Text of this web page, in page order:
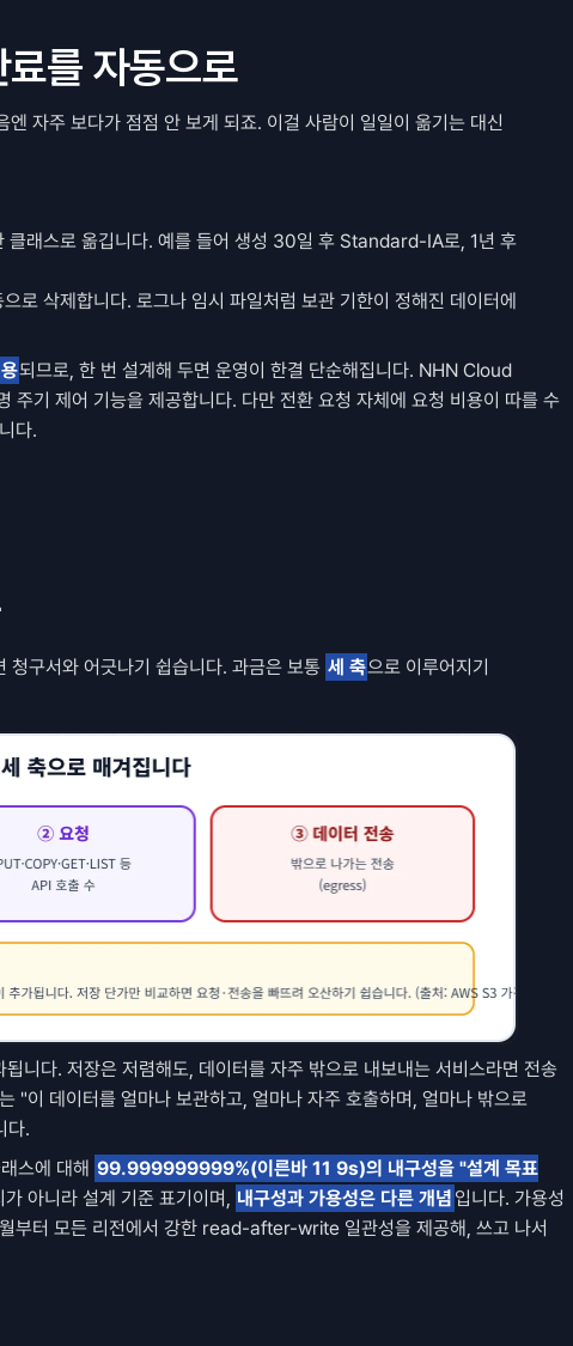
를 자동으로
자주 보다가 점점 안 보게 되죠. 이걸 사람이 일일이 옮기는 대신
클래스로 옮깁니다. 예를 들어 생성 30일 후 Standard-IA로, 1년 후
로 삭제합니다. 로그나 임시 파일처럼 보관 기한이 정해진 데이터에
되므로, 한 번 설계해 두면 운영이 한결 단순해집니다. NHN Cloud
기 제어 기능을 제공합니다. 다만 전환 요청 자체에 요청 비용이 따를 수
다.
구서와 어긋나기 쉽습니다. 과금은 보통 세 축으로 이루어지기
됩니다. 저장은 저렴해도, 데이터를 자주 밖으로 내보내는 서비스라면 전송
"이 데이터를 얼마나 보관하고, 얼마나 자주 호출하며, 얼마나 밖으로
다.
스에 대해 99.999999999%(이른바 11 9s)의 내구성을 "설계 목표
아니라 설계 기준 표기이며, 내구성과 가용성은 다른 개념 입니다. 가용성
부터 모든 리전에서 강한 read-after-write 일관성을 제공해, 쓰고 나서